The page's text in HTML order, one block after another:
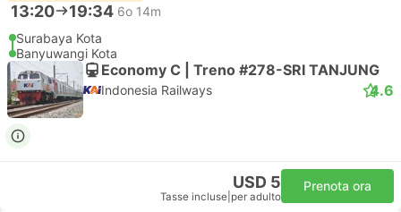
13:20 19:34 6o 14m
Surabaya Kota
Banyuwangi Kota
Economy C | Treno #278-SRI TANJUNG
Indonesia Railways 4.6
USD 5
Tasse incluse per adulto
Prenota ora